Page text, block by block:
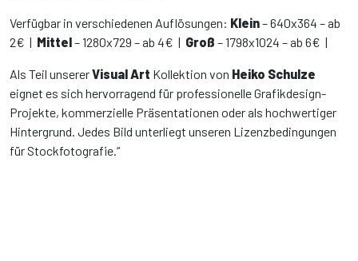
Verfügbar in verschiedenen Auflösungen: Klein– 640x364 – ab
2€ | Mittel– 1280x729 – ab 4€ | Groß – 1798x1024 – ab 6€ |
Als Teil unsererVisual Art Kollektion von Heiko Schulze
eignet es sich hervorragend für professionelle Grafikdesign-
Projekte, kommerzielle Präsentationen oder als hochwertiger
Hintergrund. Jedes Bild unterliegt unseren Lizenzbedingungen
für Stockfotografie.“